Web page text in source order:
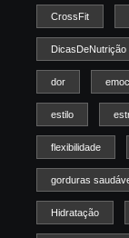
CrossFit
DicasDeNutrição
dor
estilo
flexibilidade
gorduras
Hidratação